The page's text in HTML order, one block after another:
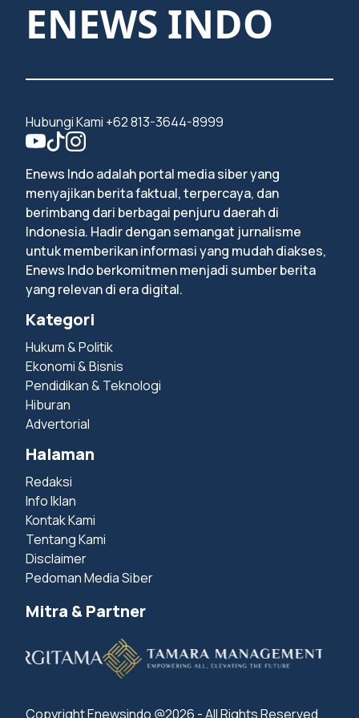
ENEWS INDO
Hubungi Kami +62 813-3644-8999
Enews Indo adalah portal media siber yang
menyajikan berita faktual, terpercaya, dan
berimbang dari berbagai penjuru daerah di
Indonesia. Hadir dengan semangat jurnalisme
untuk memberikan informasi yang mudah diakses,
Enews Indo berkomitmen menjadi sumber berita
yang relevan di era digital.
Kategori
Hukum & Politik
Ekonomi & Bisnis
Pendidikan & Teknologi
Hiburan
Advertorial
Halaman
Redaksi
Info Iklan
Kontak Kami
Tentang Kami
Disclaimer
Pedoman Media Siber
Mitra & Partner
Copyright Enewsindo @2026 - All Rights Reserved